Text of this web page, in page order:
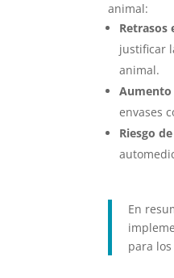
animal:​
justificar
animal.
Aumento
envases
Riesgo
En
para